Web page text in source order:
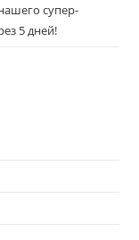
супер-
5 дней!